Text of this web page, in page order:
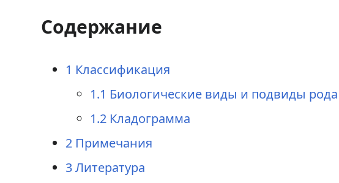
Содержание
1 Классификация
1.1 Биологические виды и подвиды
1.2 Кладограмма
2 Примечания
3Литература